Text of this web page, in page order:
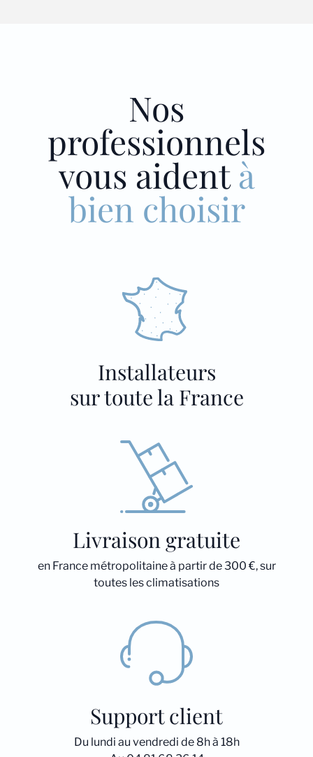
Nos
professionnels
vous aidentà
bien choisir
Installateurs
sur toute la France
Livraison gratuite
en France métropolitaine à partir de 300 €, sur
toutes les climatisations
Support client
Du lundi au vendredi de 8h à 18h